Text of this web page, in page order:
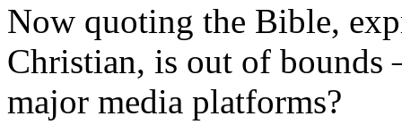
Now quoting the Bible,
Christian, is out of
major media platforms?